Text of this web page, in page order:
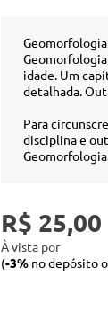
idade. Um
detalhada.
Para
disciplina e
entre outras.
R$ 25,00
À vista por
(-3% no depósito